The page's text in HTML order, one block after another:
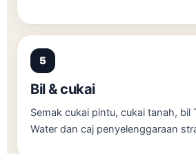
Bil & cukai
Semak cukai pintu, cukai tanah, bil
Water dan caj penyelenggaraan